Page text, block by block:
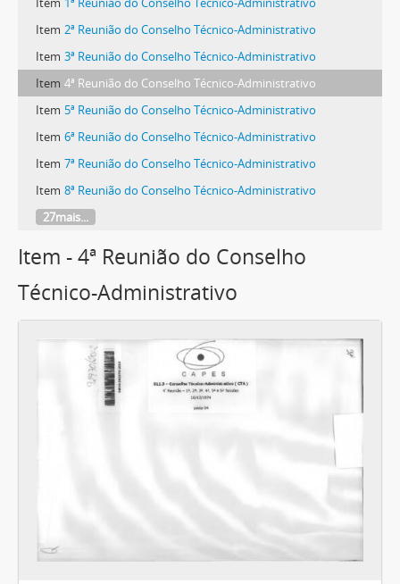
Item 2ª Reunião do Conselho Técnico-Administrativo
Item 3ª Reunião do Conselho Técnico-Administrativo
Item 4ª Reunião do Conselho Técnico-Administrativo
Item 5ª Reunião do Conselho Técnico-Administrativo
Item 6ª Reunião do Conselho Técnico-Administrativo
Item 7ª Reunião do Conselho Técnico-Administrativo
Item 8ª Reunião do Conselho Técnico-Administrativo
27mais...
Item - 4ª Reunião do Conselho
Técnico-Administrativo